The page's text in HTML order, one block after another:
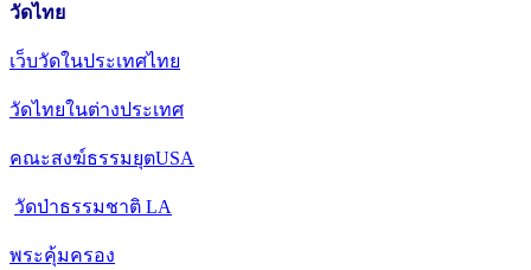
วัดไทย
เว็บวัดในประเทศไทย
วัดไทยในต่างประเทศ
คณะสงฆ์ธรรมยุตUSA
วัดป่าธรรมชาติ LA
พระคุ้มครอง